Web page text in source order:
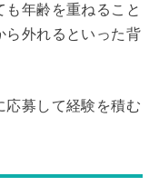
年齢を重ねること
ら外れるといった背
応募して経験を積む